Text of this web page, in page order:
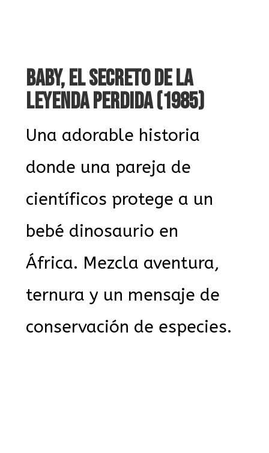
BABY, EL SECRETO DE LA
LEYENDA PERDIDA (1985)
Una adorable historia
donde una pareja de
científicos protege a un
bebé dinosaurio en
África. Mezcla aventura,
ternura y un mensaje de
conservación de especies.